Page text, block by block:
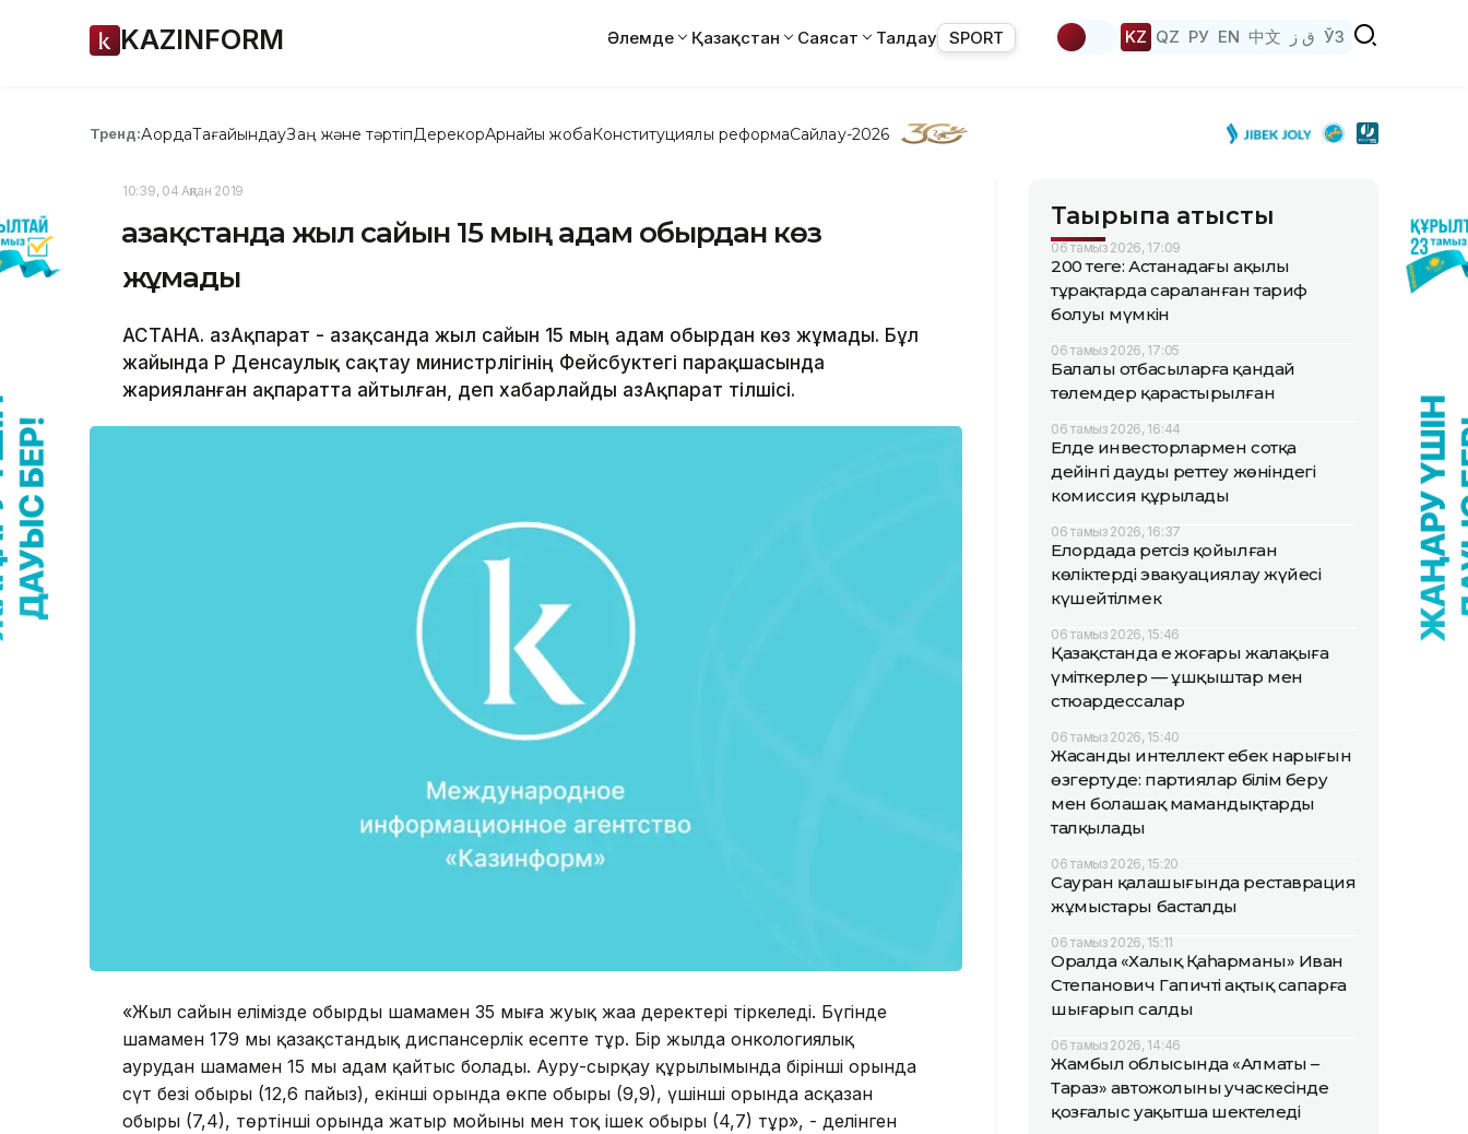
KAZINFORM Әлемде Қазақстан Саясат Талдау SPORT KZ QZ РУ EN 中文 ق ز ЎЗ
Тренд:АқордаТағайындауЗаң және тәртіпДерекқорАрнайы жобаКонституциялық реформаСайлау-2026
10:39, 04 Ақпан 2019
Қазақстанда жыл сайын 15 мың адам обырдан көз
жұмады
АСТАНА. ҚазАқпарат - Қазақсанда жыл сайын 15 мың адам обырдан көз жұмады. Бұл
жайында ҚР Денсаулық сақтау министрлігінің Фейсбуктегі парақшасында
жарияланған ақпаратта айтылған, деп хабарлайды ҚазАқпарат тілшісі.
«Жыл сайын елімізде обырдың шамамен 35 мыңға жуық жаңа деректері тіркеледі. Бүгінде
шамамен 179 мың қазақстандық диспансерлік есепте тұр. Бір жылда онкологиялық
аурудан шамамен 15 мың адам қайтыс болады. Ауру-сырқау құрылымында бірінші орында
сүт безі обыры (12,6 пайыз), екінші орында өкпе обыры (9,9), үшінші орында асқазан
обыры (7,4), төртінші орында жатыр мойыны мен тоқ ішек обыры (4,7) тұр», - делінген
Тақырыпқа қатысты
06 тамыз 2026, 17:09
200 теңге: Астанадағы ақылы
тұрақтарда сараланған тариф
болуы мүмкін
06 тамыз 2026, 17:05
Балалы отбасыларға қандай
төлемдер қарастырылған
06 тамыз 2026, 16:44
Елде инвесторлармен сотқа
дейінгі дауды реттеу жөніндегі
комиссия құрылады
06 тамыз 2026, 16:37
Елордада ретсіз қойылған
көліктерді эвакуациялау жүйесі
күшейтілмек
06 тамыз 2026, 15:46
Қазақстанда ең жоғары жалақыға
үміткерлер — ұшқыштар мен
стюардессалар
06 тамыз 2026, 15:40
Жасанды интеллект еңбек нарығын
өзгертуде: партиялар білім беру
мен болашақ мамандықтарды
талқылады
06 тамыз 2026, 15:20
Сауран қалашығында реставрация
жұмыстары басталды
06 тамыз 2026, 15:11
Оралда «Халық Қаһарманы» Иван
Степанович Гапичті ақтық сапарға
шығарып салды
06 тамыз 2026, 14:46
Жамбыл облысында «Алматы –
Тараз» автожолының учаскесінде
қозғалыс уақытша шектеледі